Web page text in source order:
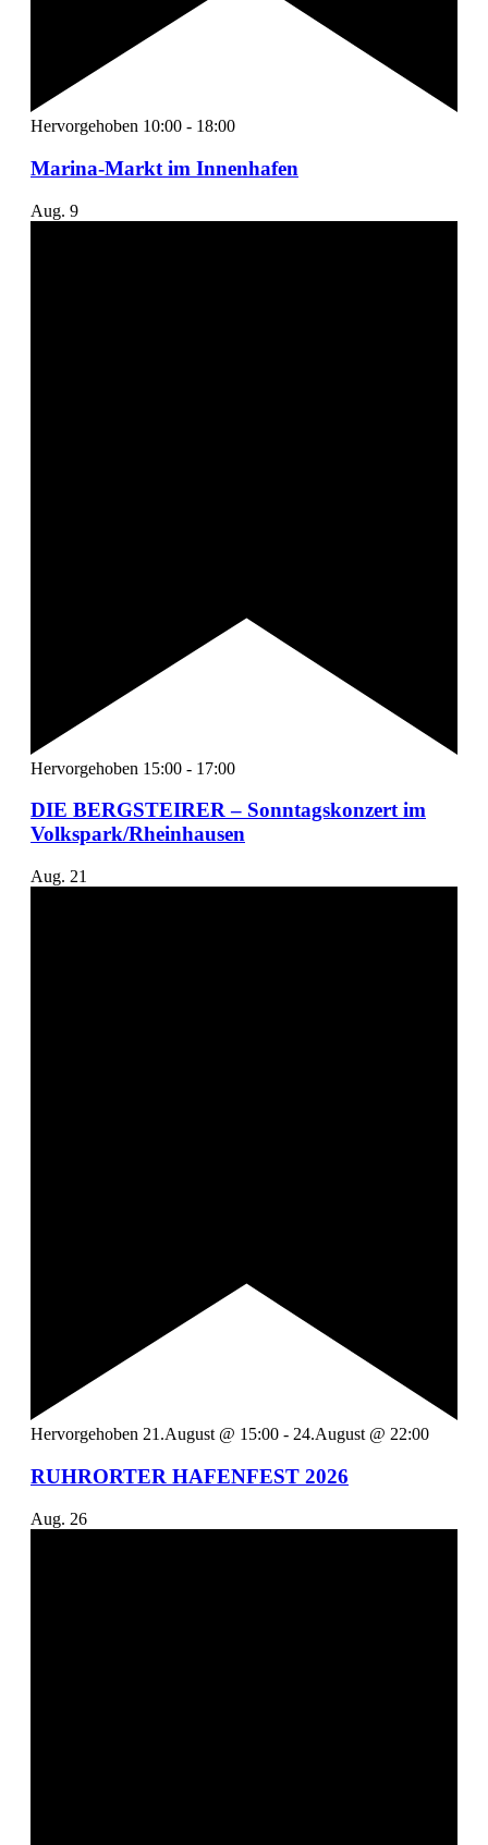
Hervorgehoben 10:00 - 18:00
Marina-Markt im Innenhafen
Aug. 9
Hervorgehoben 15:00 - 17:00
DIE BERGSTEIRER – Sonntagskonzert im
Volkspark/Rheinhausen
Aug. 21
Hervorgehoben 21.August @ 15:00 - 24.August @ 22:00
RUHRORTER HAFENFEST 2026
Aug. 26